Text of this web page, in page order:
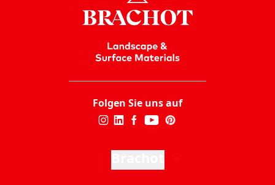
Folgen Sie uns auf